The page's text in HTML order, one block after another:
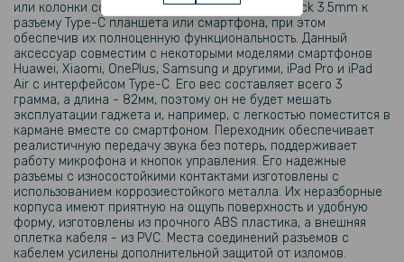
или колонки со стандартным штекером mini-Jack 3.5mm к
разъему Type-C планшета или смартфона, при этом
обеспечив их полноценную функциональность. Данный
аксессуар совместим с некоторыми моделями смартфонов
Huawei, Xiaomi, OnePlus, Samsung и другими, iPad Pro и iPad
Air с интерфейсом Type-C. Его вес составляет всего 3
грамма, а длина - 82мм, поэтому он не будет мешать
эксплуатации гаджета и, например, с легкостью поместится в
кармане вместе со смартфоном. Переходник обеспечивает
реалистичную передачу звука без потерь, поддерживает
работу микрофона и кнопок управления. Его надежные
разъемы с износостойкими контактами изготовлены с
использованием коррозиестойкого металла. Их неразборные
корпуса имеют приятную на ощупь поверхность и удобную
форму, изготовлены из прочного ABS пластика, а внешняя
оплетка кабеля - из PVC. Места соединений разъемов с
кабелем усилены дополнительной защитой от изломов.